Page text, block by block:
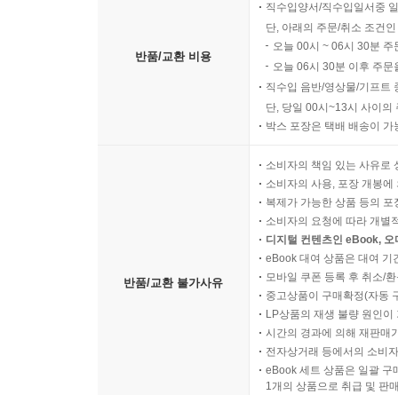
반품/교환 비용
직수입양서/직수입일서중
단, 아래의 주문/취소 조건
오늘 00시 ~ 06시 30분
오늘 06시 30분 이후 주
직수입 음반/영상물/기프트
단, 당일 00시~13시 사이의
박스 포장은 택배 배송이
반품/교환 불가사유
소비자의 책임 있는 사유로
소비자의 사용, 포장 개봉
복제가 가능한 상품 등의
소비자의 요청에 따라 개별
디지털 컨텐츠인 eBook,
eBook 대여 상품은 대여 기
모바일 쿠폰 등록 후 취소/
중고상품이 구매확정(자동
LP상품의 재생 불량 원인
시간의 경과에 의해 재판매
전자상거래 등에서의 소비
eBook 세트 상품은 일괄 구
1개의 상품으로 취급 및 판